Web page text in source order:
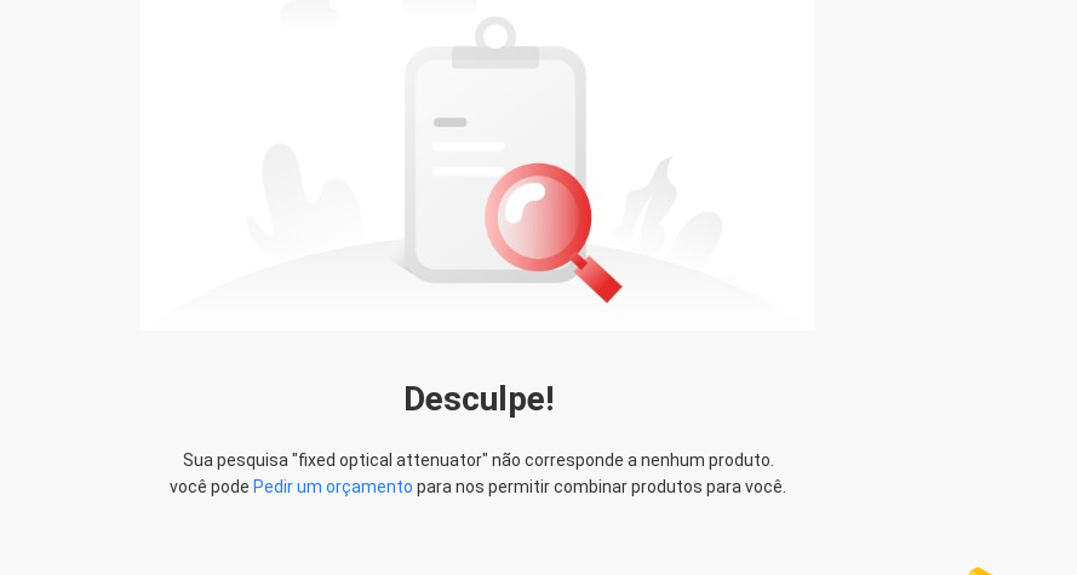
Agradecimentos para os presentes de
OMC. isso é muito agradável. NÓS
estamos esperando um 2019 melhor
Desculpe!
Sua pesquisa "fixed optical attenuator" não corresponde a nenhum produto.
você pode Pedir um orçamento para nos permitir combinar produtos para você.